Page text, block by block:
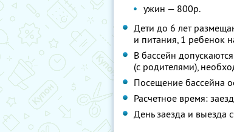
ужин — 800р.
Дети до 6 лет
и питания, 1 ребенок
В бассейн
(с родителями),
Посещение бассейна
Расчетное время:
День заезда и выезда